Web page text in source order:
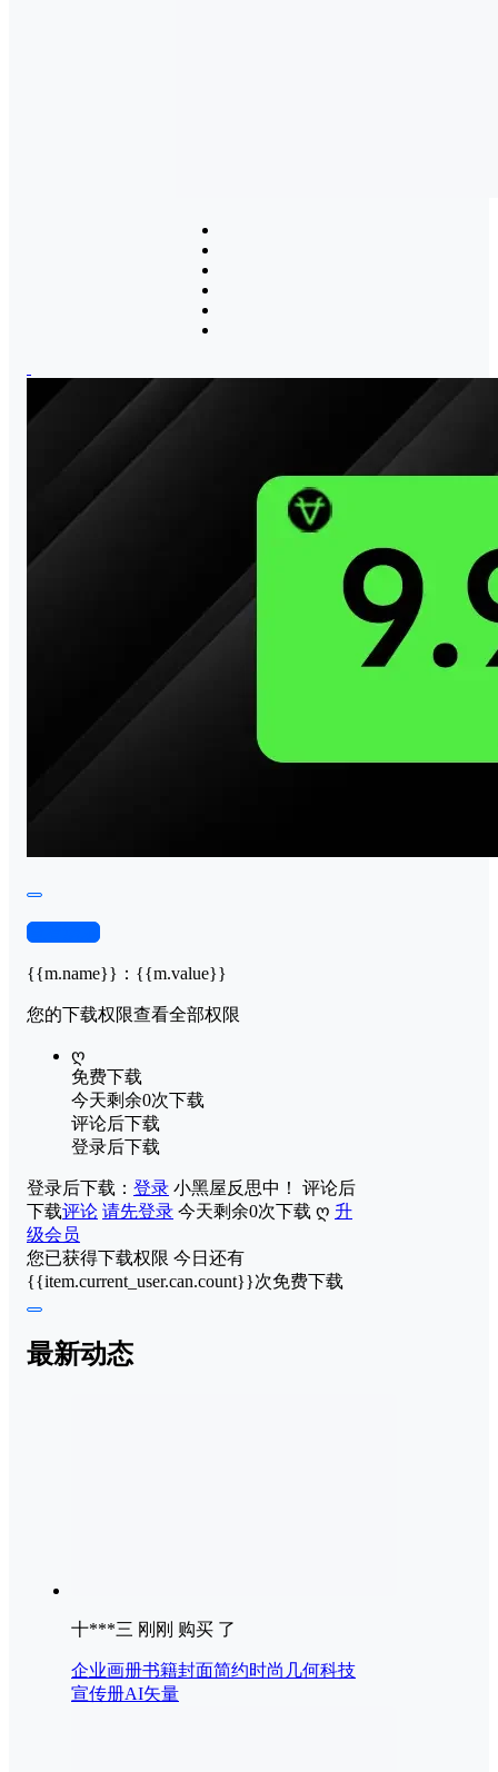
{{m.name}} ： {{m.value}}
您的下载权限查看全部权限
ღ
免费下载
今天剩余0次下载
评论后下载
登录后下载
登录后下载： 登录 小黑屋反思中！ 评论后
下载评论 请先登录 今天剩余0次下载 ღ 升
级会员
您已获得下载权限 今日还有
{{item.current_user.can.count}}次免费下载
最新动态
十***三 刚刚 购买 了
企业画册书籍封面简约时尚几何科技
宣传册AI矢量